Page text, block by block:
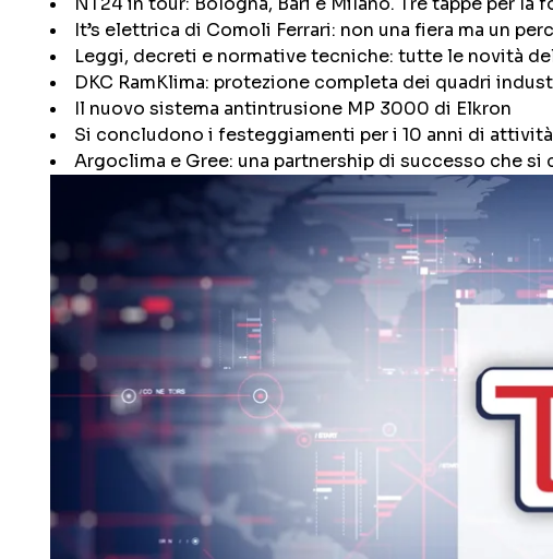
It’s elettrica di Comoli Ferrari: non una fiera ma un
Leggi, decreti e normative tecniche: tutte le novità
DKC RamKlima: protezione completa dei quadri
Il nuovo sistema antintrusione MP 3000 di Elkron
Si concludono i festeggiamenti per i 10 anni di
Argoclima e Gree: una partnership di successo che si